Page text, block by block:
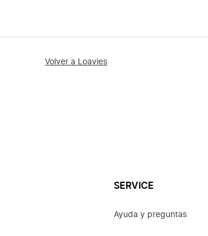
Volver a Loavies
SERVICE
Ayuda y preguntas